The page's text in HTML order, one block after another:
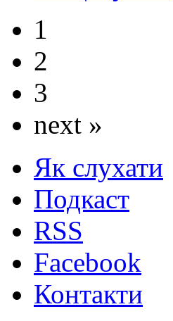
1
2
3
next »
Як слухати
Подкаст
RSS
Facebook
Контакти